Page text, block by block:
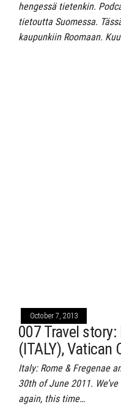
hengessä tietenkin.
tietoutta Suomessa.
kaupunkiin Roomaan.
October 7, 2013
007 Travel story:
(ITALY), Vatican
Italy: Rome & Fregenae
30th of June 2011.
again, this time…